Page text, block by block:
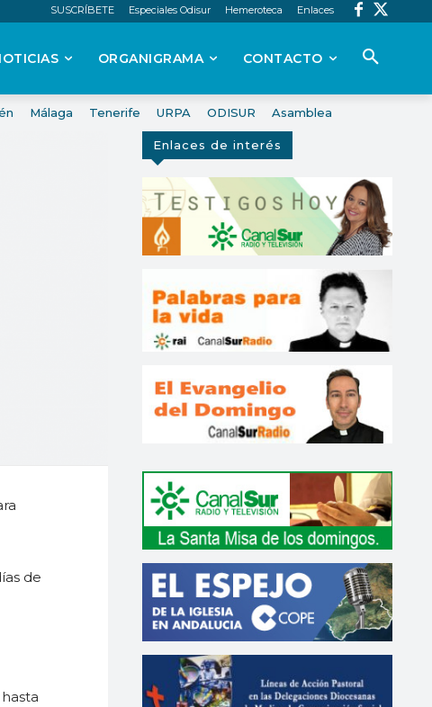
SUSCRÍBETE Especiales Odisur Hemeroteca Enlaces
ORGANIGRAMA CONTACTO
Málaga Tenerife URPA ODISUR Asamblea
de
Enlaces de interés